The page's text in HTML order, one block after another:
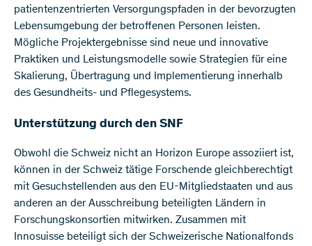
patientenzentrierten Versorgungspfaden in der bevorzugten
Lebensumgebung der betroffenen Personen leisten.
Mögliche Projektergebnisse sind neue und innovative
Praktiken und Leistungsmodelle sowie Strategien für eine
Skalierung, Übertragung und Implementierung innerhalb
des Gesundheits- und Pflegesystems.
Unterstützung durch den SNF
Obwohl die Schweiz nicht an Horizon Europe assoziiert ist,
können in der Schweiz tätige Forschende gleichberechtigt
mit Gesuchstellenden aus den EU-Mitgliedstaaten und aus
anderen an der Ausschreibung beteiligten Ländern in
Forschungskonsortien mitwirken. Zusammen mit
Innosuisse beteiligt sich der Schweizerische Nationalfonds